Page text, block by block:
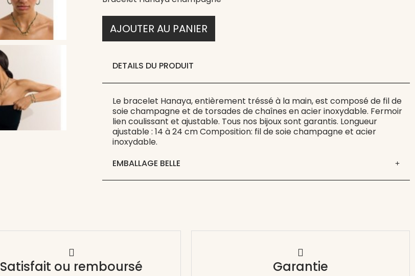
AJOUTER AU PANIER
DETAILS DU PRODUIT
Le bracelet Hanaya, entièrement tréssé à la main, est composé de fil de
soie champagne et de torsades de chaînes en acier inoxydable. Fermoir
lien coulissant et ajustable. Tous nos bijoux sont garantis. Longueur
ajustable : 14 à 24 cm Composition: fil de soie champagne et acier
inoxydable.
EMBALLAGE BELLE
Satisfait ou remboursé Garantie